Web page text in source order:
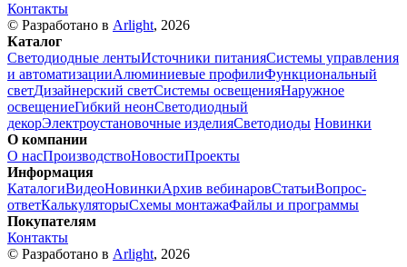
Контакты
© Разработано в Arlight, 2026
Каталог
Светодиодные лентыИсточники питанияСистемы управления
и автоматизацииАлюминиевые профилиФункциональный
светДизайнерский светСистемы освещенияНаружное
освещениеГибкий неонСветодиодный
декорЭлектроустановочные изделияСветодиоды Новинки
О компании
О насПроизводствоНовостиПроекты
Информация
КаталогиВидеоНовинкиАрхив вебинаровСтатьиВопрос-
ответКалькуляторыСхемы монтажаФайлы и программы
Покупателям
Контакты
© Разработано в Arlight, 2026